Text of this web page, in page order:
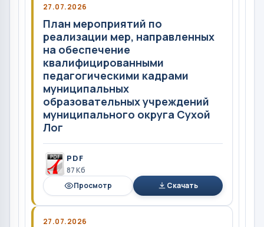
27.07.2026
План мероприятий по
реализации мер, направленных
на обеспечение
квалифицированными
педагогическими кадрами
муниципальных
образовательных учреждений
муниципального округа Сухой
Лог
PDF
87 Кб
Просмотр
Скачать
27.07.2026